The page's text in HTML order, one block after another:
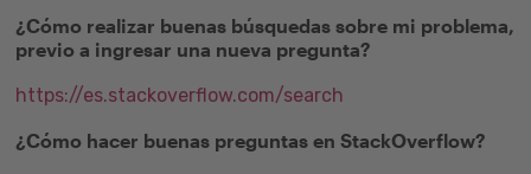
¿Cómo realizar buenas búsquedas sobre mi problema,
previo a ingresar una nueva pregunta?
https://es.stackoverflow.com/search
¿Cómo hacer buenas preguntas en StackOverflow?